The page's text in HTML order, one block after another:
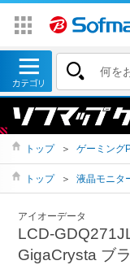
トップ ＞ ゲーミング
トップ ＞ 液晶モニタ
アイオーデータ
LCD-
GigaCrysta ブ